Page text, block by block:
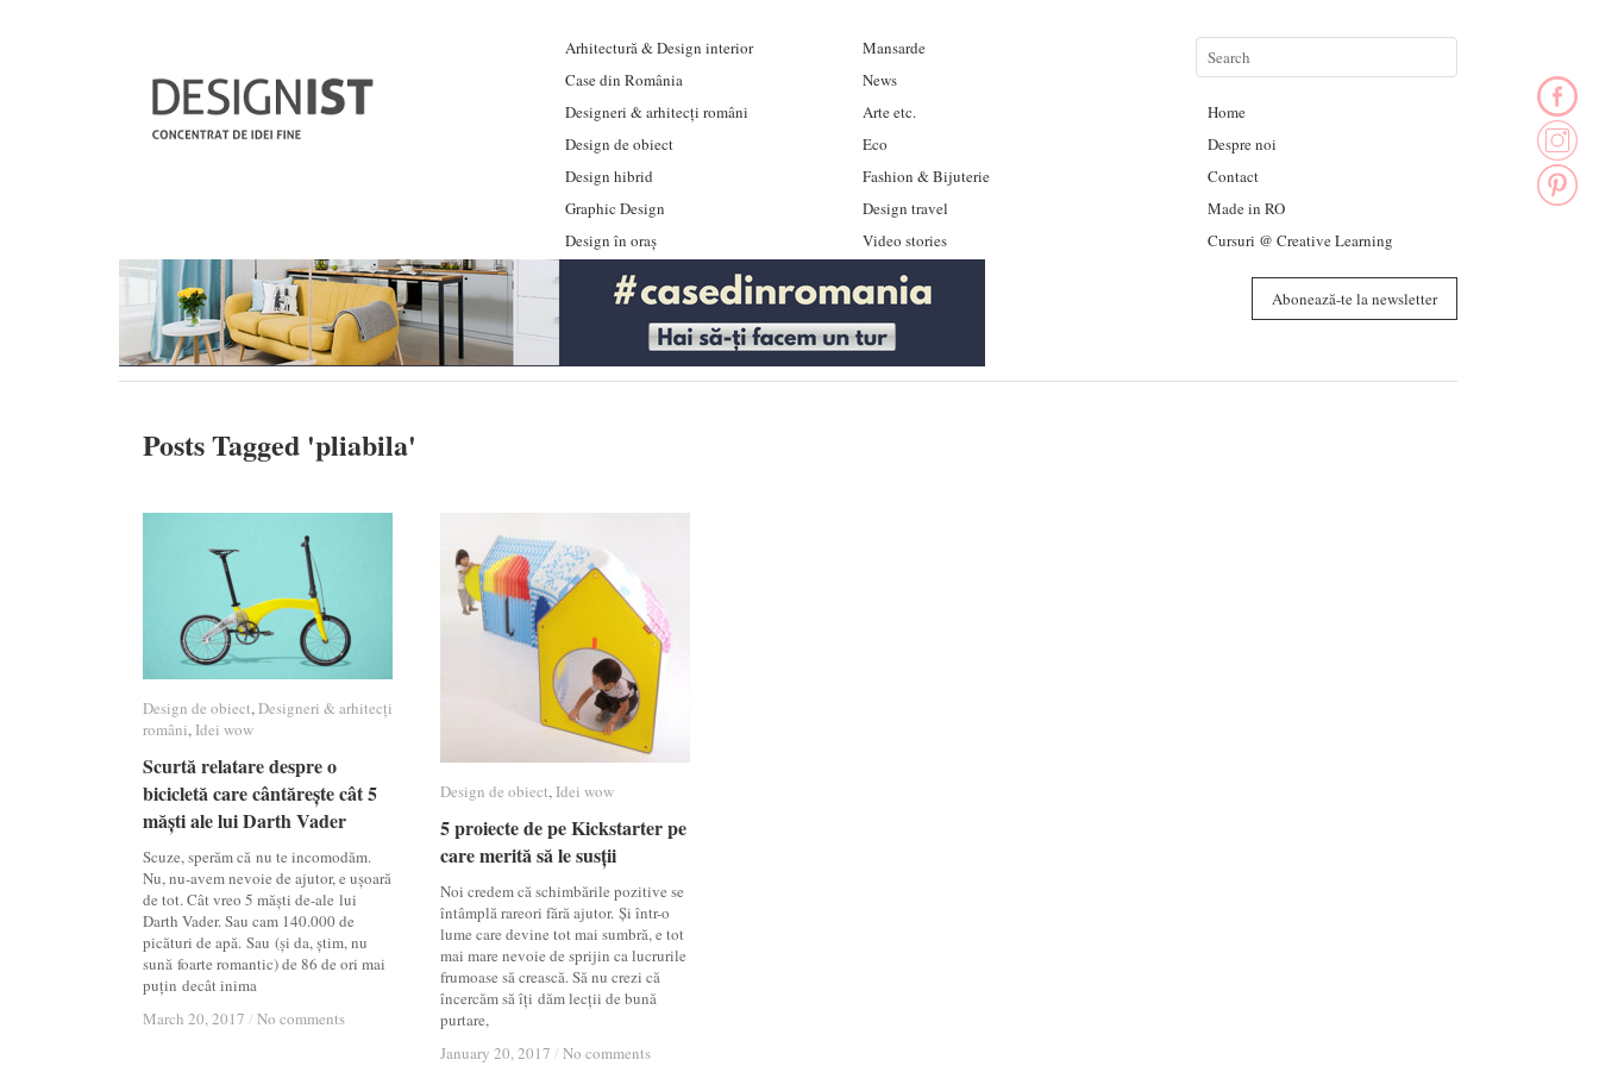
Arhitectură & Design interior
Case din România
Designeri & arhitecți români
Design de obiect
Design hibrid
Graphic Design
Design în oraș
Mansarde
News
Arte etc.
Eco
Fashion & Bijuterie
Design travel
Video stories
Home
Despre noi
Contact
Made in RO
Cursuri @ Creative Learning
Abonează-te la newsletter
Posts Tagged 'pliabila'
Design de obiect,Designeri & arhitecți
români, Idei wow
Scurtă relatare despre o
bicicletă care cântărește cât 5
măști ale lui Darth Vader
Scuze, sperăm că nu te incomodăm.
Nu, nu-avem nevoie de ajutor, e ușoară
de tot. Cât vreo 5 măști de-ale lui
Darth Vader. Sau cam 140.000 de
picături de apă. Sau (și da, știm, nu
sună foarte romantic) de 86 de ori mai
puțin decât inima
March 20, 2017 / No comments
Design de obiect Designeri & arhitecți
români Idei wow
Scurtă relatare despre o
bicicletă care cântărește cât 5
măști ale lui Darth Vader
March 20, 2017 / No comments
Design de obiect, Idei wow
5 proiecte de pe Kickstarter pe
care merită să le susții
Noi credem că schimbările pozitive se
întâmplă rareori fără ajutor. Și într-o
lume care devine tot mai sumbră, e tot
mai mare nevoie de sprijin ca lucrurile
frumoase să crească. Să nu crezi că
încercăm să îți dăm lecții de bună
purtare,
January 20, 2017 / No comments
Design de obiect Idei wow
5 proiecte de pe Kickstarter pe
care merită să le susții
January 20, 2017 / No comments